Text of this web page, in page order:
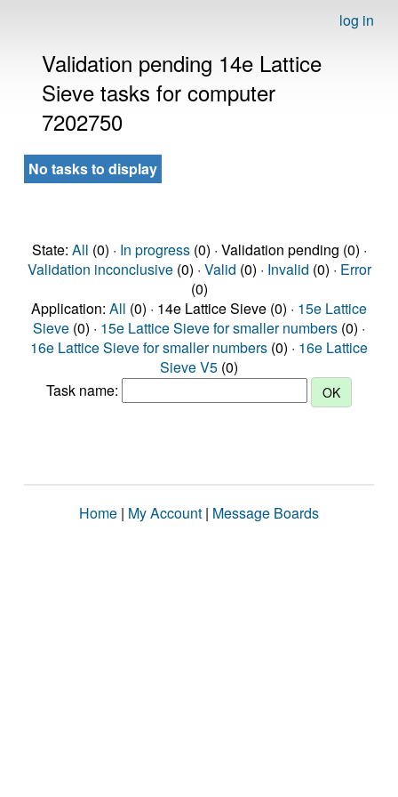
log in
Validation pending 14e Lattice
Sieve tasks for computer
7202750
No tasks to display
State: All (0) · In progress(0) · Validation pending (0) ·
Validation inconclusive(0) · Valid (0) · Invalid (0) · Error
(0)
Application: All (0) · 14e Lattice Sieve (0) · 15e Lattice
Sieve (0) · 15e Lattice Sieve for smaller numbers (0) ·
16e Lattice Sieve for smaller numbers (0) · 16e Lattice
Sieve V5 (0)
Task name:
Home | My Account | Message Boards